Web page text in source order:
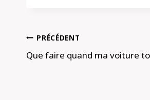
Navigation
de
PRÉCÉDENT
Que faire quand ma voiture